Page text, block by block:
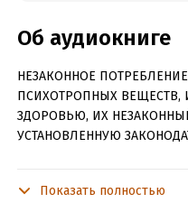
Об аудиокниге
НЕЗАКОННОЕ
ПСИХОТРОПНЫХ ВЕЩЕСТВ,
ЗДОРОВЬЮ, ИХ
УСТАНОВЛЕННУЮ
любое время года
Показать полностью